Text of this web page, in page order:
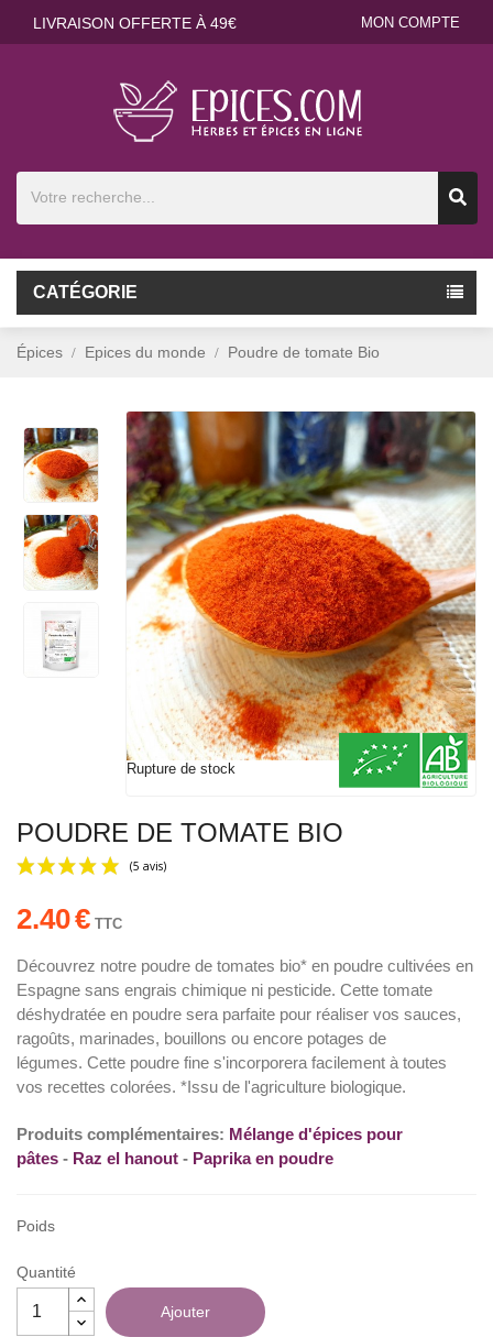
LIVRAISON OFFERTE À 49€ MON COMPTE
CATÉGORIE
Épices Epices du monde Poudre de tomate Bio
Rupture de stock
POUDRE DE TOMATE BIO
(5 avis)
2.40€ TTC
Découvrez notre poudre de tomates bio* en poudre cultivées en
Espagne sans engrais chimique ni pesticide. Cette tomate
déshydratée en poudre sera parfaite pour réaliser vos sauces,
ragoûts, marinades, bouillons ou encore potages de
légumes. Cette poudre fine s'incorporera facilement à toutes
vos recettes colorées. *Issu de l'agriculture biologique.
Produits complémentaires: Mélange d'épices pour
pâtes - Raz el hanout - Paprika en poudre
Poids
Quantité
Ajouter